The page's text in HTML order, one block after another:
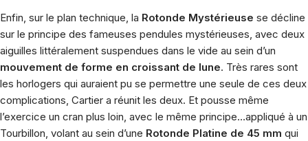
Enfin, sur le plan technique, la Rotonde Mystérieuse se décline
sur le principe des fameuses pendules mystérieuses, avec deux
aiguilles littéralement suspendues dans le vide au sein d’un
mouvement de forme en croissant de lune. Très rares sont
les horlogers qui auraient pu se permettre une seule de ces deux
complications, Cartier a réunit les deux. Et pousse même
l’exercice un cran plus loin, avec le même principe…appliqué à un
Tourbillon, volant au sein d’une Rotonde Platine de 45 mm qui